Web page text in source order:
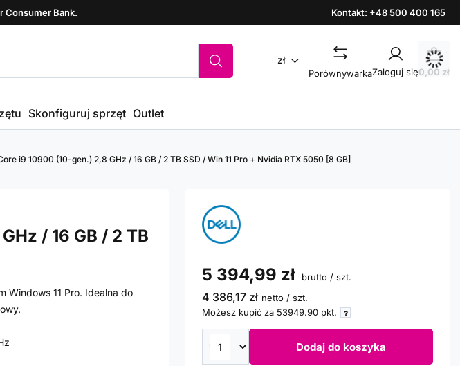
Consumer Bank. Kontakt: +48 500 400 165
zł
PorównywarkaZaloguj się0,00 zł
Skonfiguruj sprzęt Outlet
i9 10900 (10-gen.) 2,8 GHz / 16 GB / 2 TB SSD / Win 11 Pro + Nvidia RTX 5050 [8 GB]
/ 16 GB / 2 TB
Windows 11 Pro. Idealna do
5 394,99 zł brutto / szt.
4 386,17 zł netto / szt.
Możesz kupić za 53949.90 pkt.
Dodaj do koszyka